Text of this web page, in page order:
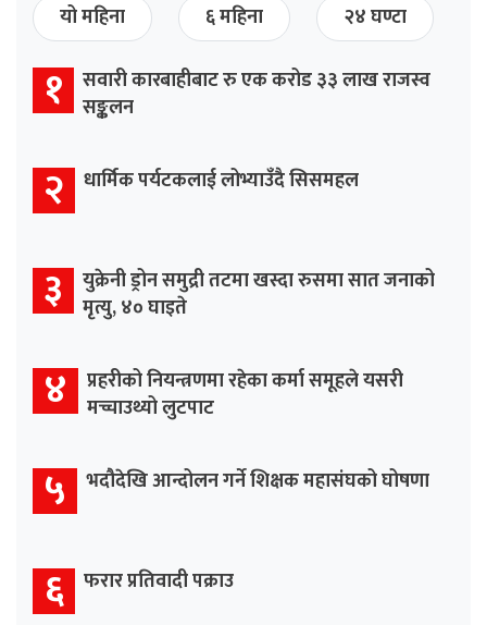
यो महिना
६ महिना २४ घण्टा
१ सवारी कारबाहीबाट रु एक करोड ३३ लाख राजस्व
सङ्कलन
२ धार्मिक पर्यटकलाई लोभ्याउँदै सिसमहल
३ युक्रेनी ड्रोन समुद्री तटमा खस्दा रुसमा सात जनाको
मृत्यु, ४० घाइते
४ प्रहरीको नियन्त्रणमा रहेका कर्मा समूहले यसरी
मच्चाउथ्यो लुटपाट
५ भदौदेखि आन्दोलन गर्ने शिक्षक महासंघको घोषणा
६ फरार प्रतिवादी पक्राउ